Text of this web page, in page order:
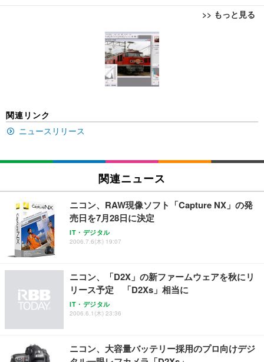
>> もっと見る
[EdoErgo] オフィスチェア 椅子 テレワーク 疲れな
い 跳ね上げ式アームレスト コンパクト 約105度ロッ
キング pc 事務椅子 360度回転 座面昇降 強化ナイロ
ン樹脂ベース 通気性メッシュ 在宅ワーク H-WY01
(黒網+黒枠+黒足)
ュチェア 人間工学 疲れない ブラック
Sezlife オフィスチェア デスクチェア 疲れない テレ
ワーク チェア 強化バックレスト 30度ロッキング機
レスト 3Dヘッドレスト ハンガー付き 高反発クッシ
ョン PCチェア 通気性メッシュ ゲーミング/勉強/事
務用 おしゃれ パソコンチェア (ブラック)
￥7,680
Sezlife オフィスチェア デスクチェア 疲れない テレ
レスト 3Dヘッドレスト ハンガー付き 高反発クッシ
ョン PCチェア 通気性メッシュ ゲーミング/勉強/事
務用 おしゃれ パソコンチェア (ホワイト)
￥7,680
ANDWINT オフィスチェア デスクチェア 肘なし メ
ト 幅52×奥行58.5×高さ84～96cm テレワーク 在宅
勤務 ブラック
￥4,139
EIZO ビジネス向けプレミアムモニター | FlexScan
EV3240X-WT | 31.5型4K UHD・USB Type-C・ホワ
￥105,595
イト
【純正品】27"ゲーミングモニター DualSense 充電
フック付き（CFI-ZDM1J）
￥49,979
【整備済み品】Dell E2724HS 27インチ 液晶モニタ
応 ComfortView ビジネス向け
￥15,800
【MiniLED/24.5inch/280Hz/FHD】GRAPHT THE S
像低減 (3年保証 | 輝点保証 | 日本メーカー)
￥34,980
Amazonベーシック ペットシーツ 薄型 レギュラー 1
回使い捨て 無香料 ホワイト 300枚
x2袋(84枚) ホワイト(吸収面:ライトブルー)
ネオ・ルーライフ ネオ・オムツ L 中型犬用 26枚入
り 単品
￥1,800
Smart Basic(スマートベーシック) 【Amazon.co.jp
￥3,670
アイリスオーヤマ ペットシーツ 超厚型 お徳用 レギ
￥3,731
関連リンク
ニュースリリース
関連ニュース
ニコン、RAW現像ソフト「Capture NX」の発
売日を7月28日に決定
IT・デジタル
2006.7.6(木) 19:07
ニコン、「D2X」の新ファームウェアを秋にリ
リース予定 「D2Xs」相当に
IT・デジタル
2006.6.1(木) 23:36
ニコン、大容量バッテリー採用のプロ向けデジ